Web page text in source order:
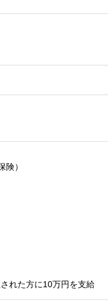
険）
れた方に10万円を支給